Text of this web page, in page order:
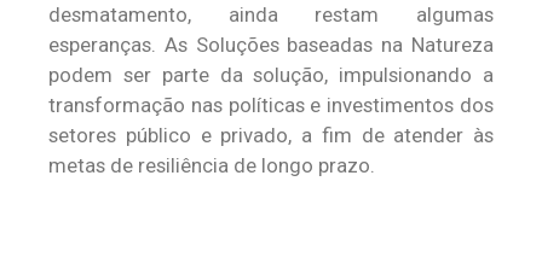
desmatamento, ainda restam algumas
esperanças. As Soluções baseadas na Natureza
podem ser parte da solução, impulsionando a
transformação nas políticas e investimentos dos
setores público e privado, a fim de atender às
metas de resiliência de longo prazo.